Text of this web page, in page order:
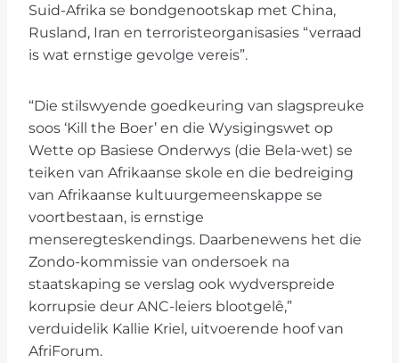
Suid-Afrika se bondgenootskap met China,
Rusland, Iran en terroristeorganisasies “verraad
is wat ernstige gevolge vereis”.
“Die stilswyende goedkeuring van slagspreuke
soos ‘Kill the Boer’ en die Wysigingswet op
Wette op Basiese Onderwys (die Bela-wet) se
teiken van Afrikaanse skole en die bedreiging
van Afrikaanse kultuurgemeenskappe se
voortbestaan, is ernstige
menseregteskendings. Daarbenewens het die
Zondo-kommissie van ondersoek na
staatskaping se verslag ook wydverspreide
korrupsie deur ANC-leiers blootgelê,”
verduidelik Kallie Kriel, uitvoerende hoof van
AfriForum.